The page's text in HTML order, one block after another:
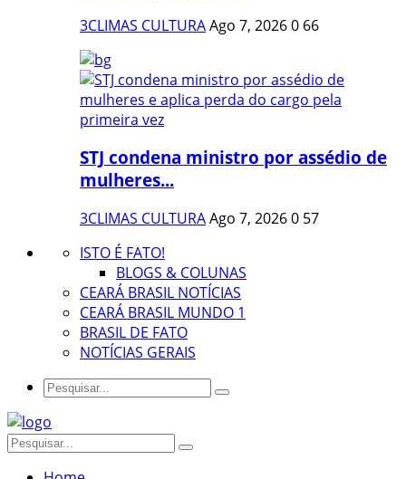
3CLIMAS CULTURAAgo 7, 20260 66
STJ condena ministro por assédio de
mulheres...
3CLIMAS CULTURAAgo 7, 20260 57
ISTO É FATO!
BLOGS & COLUNAS
CEARÁ BRASIL NOTÍCIAS
CEARÁ BRASIL MUNDO 1
BRASIL DE FATO
NOTÍCIAS GERAIS